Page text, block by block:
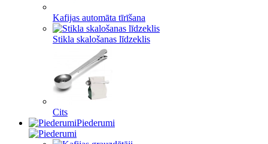
Kafijas automāta tīrīšana
Stikla skalošanas līdzeklis
Cits
Piederumi